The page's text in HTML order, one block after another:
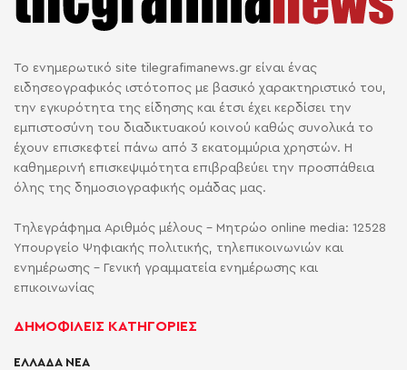
Το ενημερωτικό site tilegrafimanews.gr είναι ένας
ειδησεογραφικός ιστότοπος με βασικό χαρακτηριστικό του,
την εγκυρότητα της είδησης και έτσι έχει κερδίσει την
εμπιστοσύνη του διαδικτυακού κοινού καθώς συνολικά το
έχουν επισκεφτεί πάνω από 3 εκατομμύρια χρηστών. Η
καθημερινή επισκεψιμότητα επιβραβεύει την προσπάθεια
όλης της δημοσιογραφικής ομάδας μας.
Τηλεγράφημα Αριθμός μέλους - Μητρώο online media: 12528
Υπουργείο Ψηφιακής πολιτικής, τηλεπικοινωνιών και
ενημέρωσης - Γενική γραμματεία ενημέρωσης και
επικοινωνίας
ΔΗΜΟΦΙΛΕΙΣ ΚΑΤΗΓΟΡΙΕΣ
ΕΛΛΑΔΑ ΝΕΑ